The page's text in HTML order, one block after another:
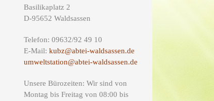
Basilikaplatz 2
D-95652 Waldsassen
Telefon: 09632/92 49 10
E-Mail: kubz@abtei-waldsassen.de
umweltstation@abtei-waldsassen.de
Unsere Bürozeiten: Wir sind von
Montag bis Freitag von 08:00 bis